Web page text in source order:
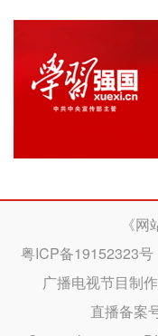
《
粤ICP备19152323号
广播电视节目制
直播备案